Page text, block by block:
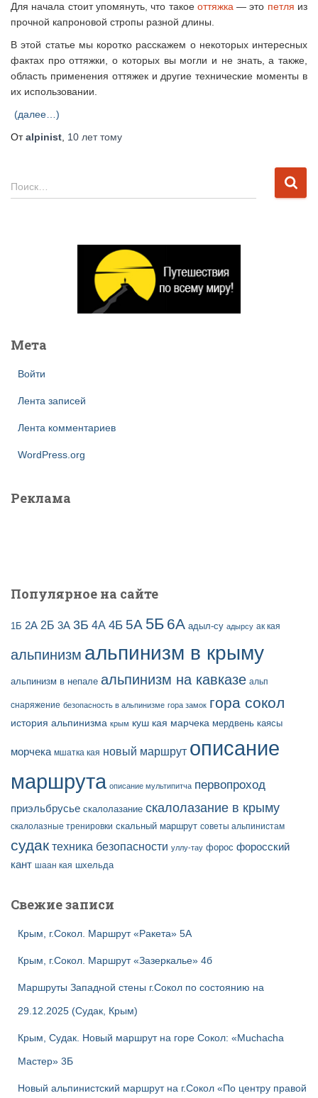
Для начала стоит упомянуть, что такое оттяжка — это петля из
прочной капроновой стропы разной длины.
В этой статье мы коротко расскажем о некоторых интересных
фактах про оттяжки, о которых вы могли и не знать, а также,
область применения оттяжек и другие технические моменты в
их использовании.
(далее…)
Отalpinist 10 леттому
Н
а
Поиск…
Мета
Войти
Лента записей
Лента комментариев
WordPress.org
Реклама
Популярное на сайте
1Б 2А 2Б 3А 3Б 4А 4Б 5А 5Б 6А адыл-су адырсу ак кая
альпинизм альпинизм в крыму
альпинизм в непале альпинизм на кавказе альп
снаряжение безопасность в альпинизме гора замок гора сокол
история альпинизма крым куш кая марчека мердвень каясы
морчека мшатка кая новый маршрут описание
маршрута описание мультипитча первопроход
приэльбрусье скалолазание скалолазание в крыму
скалолазные тренировки скальный маршрут советы альпинистам
судак техника безопасности уллу-тау форос форосский
кант шаан кая шхельда
Свежие записи
Крым, г.Сокол. Маршрут «Ракета» 5А
Крым, г.Сокол. Маршрут «Зазеркалье» 4б
Маршруты Западной стены г.Сокол по состоянию на
29.12.2025 (Судак, Крым)
Крым, Судак. Новый маршрут на горе Сокол: «Muchacha
Мастер» 3Б
Новый альпинистский маршрут на г.Сокол «По центру правой